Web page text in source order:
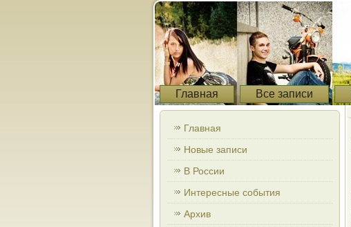
Главная Все записи
Главная
Новые записи
В России
Интересные события
Архив